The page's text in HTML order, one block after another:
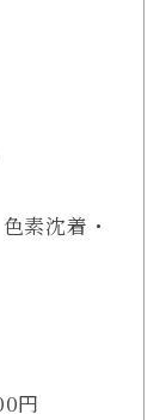
素沈着・
円